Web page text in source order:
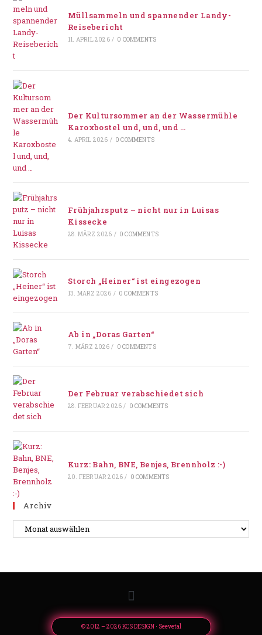
Müllsammeln und spannender Landy-
Reisebericht
11. APRIL 2026 / 0 COMMENTS
Der Kultursommer an der Wassermühle
Karoxbostel und, und, und …
4. APRIL 2026 / 0 COMMENTS
Frühjahrsputz – nicht nur in Luisas
Kissecke
28. MÄRZ 2026 / 0 COMMENTS
Storch „Heiner“ ist eingezogen
13. MÄRZ 2026 / 0 COMMENTS
Ab in „Doras Garten“
7. MÄRZ 2026 / 0 COMMENTS
Der Februar verabschiedet sich
28. FEBRUAR 2026 / 0 COMMENTS
Kurz: Bahn, BNE, Benjes, Brennholz :-)
20. FEBRUAR 2026 / 0 COMMENTS
Archiv
© 2012 – 2026 KCS DESIGN · Seevetal